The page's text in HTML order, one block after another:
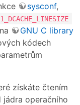
sysconf,
GNU C library
kódech
získáte čtením
operačního